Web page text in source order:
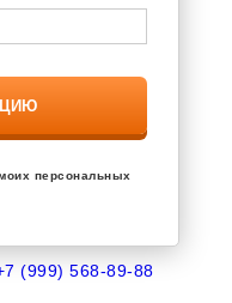
персональных
(999) 568-89-88